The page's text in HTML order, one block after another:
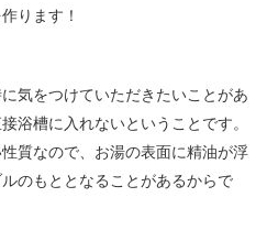
ります！
気をつけていただきたいことがあ
浴槽に入れないということです。
質なので、お湯の表面に精油が浮
のもととなることがあるからで